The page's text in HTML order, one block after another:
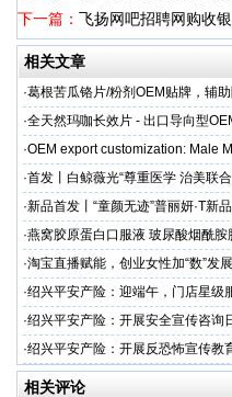
下一篇： 飞扬网吧招聘网购收银
相关文章
·葛根苦瓜铬片/粉剂OEM贴牌，辅
·全天然玛咖长效片 - 出口导向型
加剂
·OEM export customization: Male
·首发丨白鲸薇光“尊重医学 治美联
超龙医美成功举办！胶原领域创新
·新品首发丨“童颜无迹”普丽妍·T新
成功举办 李远宏教授受邀参会并进
·燕窝胶原蛋白口服液 玻尿酸烟酰
牌
·淘宝直播赋能，创业女性加“数”发展
·绍兴平安产险：迎端午，门店星级
·绍兴平安产险：开展安全宣传咨询
·绍兴平安产险：开展反恐怖宣传教
相关评论